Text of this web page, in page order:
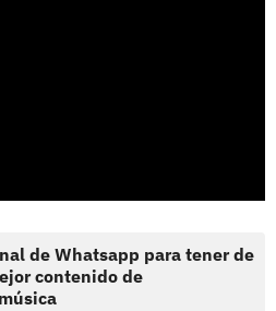
de Whatsapp para tener de
contenido de